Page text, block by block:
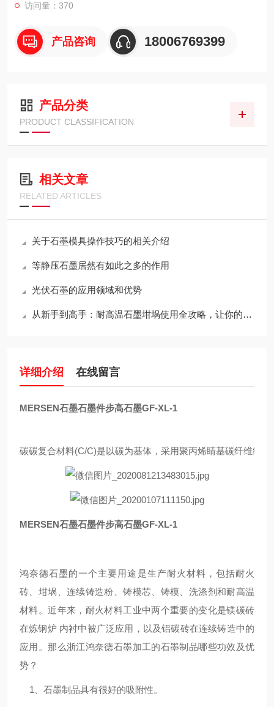
访问量：370
产品咨询 18006769399
产品分类
PRODUCT CLASSIFICATION
相关文章
RELATED ARTICLES
关于石墨模具操作技巧的相关介绍
等静压石墨居然有如此之多的作用
光伏石墨的应用领域和优势
从新手到高手：耐高温石墨坩埚使用全攻略，让你的工作更出色！
详细介绍 在线留言
MERSEN石墨石墨件步高石墨GF-XL-1
碳碳复合材料(C/C)是以碳为基体，采用聚丙烯睛基碳纤维经
MERSEN石墨石墨件步高石墨GF-XL-1
鸿奈德石墨的一个主要用途是生产耐火材料，包括耐火
砖、坩埚、连续铸造粉、铸模芯、铸模、洗涤剂和耐高温
材料。近年来，耐火材料工业中两个重要的变化是镁碳砖
在炼钢炉 内衬中被广泛应用，以及铝碳砖在连续铸造中的
应用。那么浙江鸿奈德石墨加工的石墨制品哪些功效及优
势？
1、石墨制品具有很好的吸附性。